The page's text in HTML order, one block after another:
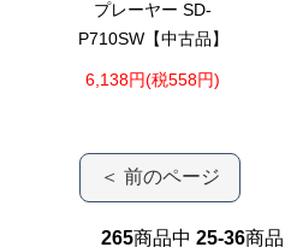
プレーヤー SD-
P710SW【中古品】
6,138円(税558円)
＜ 前のページ
265商品中 25-36商